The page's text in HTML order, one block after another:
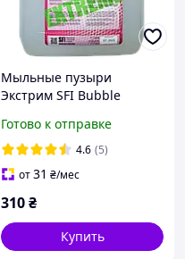
Мыльные пузыри
Экстрим SFI Bubble
Готово к отправке
4.6 (5)
от31 ₴/мес
310₴
Купить